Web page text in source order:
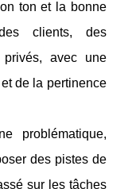
ton et la bonne
clients, des
privés, avec une
de la pertinence
problématique,
des pistes de
sur les tâches